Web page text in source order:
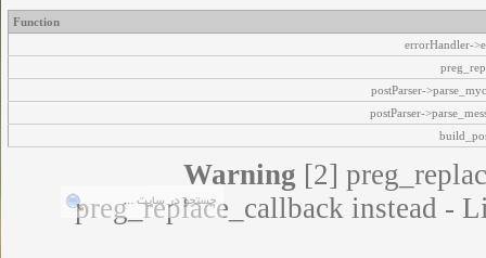
Function
errorHandler-
postParser-
postParser-
Warning [2]
preg_replace_callback instead -